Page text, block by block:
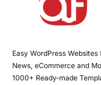
Easy WordPress Websites
News, eCommerce and
1000+ Ready-made